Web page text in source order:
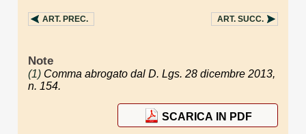
ART. PREC. ART. SUCC.
Note
(1) Comma abrogato dal D. Lgs. 28 dicembre 2013,
n. 154.
SCARICA IN PDF